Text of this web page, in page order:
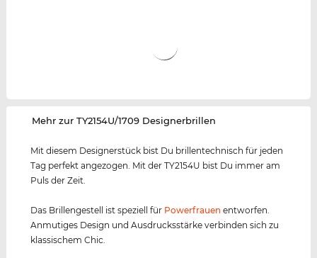
‌Mehr zur TY2154U/1709 Designerbrillen
Mit diesem Designerstück bist Du brillentechnisch für jeden
Tag perfekt angezogen. Mit der TY2154U bist Du immer am
Puls der Zeit.
Das Brillengestell ist speziell für Powerfrauen entworfen.
Anmutiges Design und Ausdrucksstärke verbinden sich zu
klassischem Chic.